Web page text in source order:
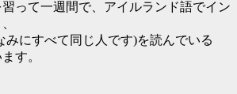
って一週間で、アイルランド語でイン
みにすべて同じ人です)を読んでいる
す。